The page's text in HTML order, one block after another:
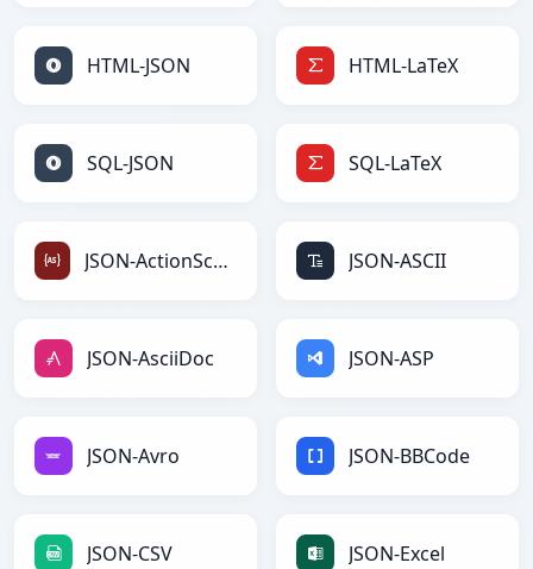
HTML-JSON HTML-LaTeX
SQL-JSON SQL-LaTeX
JSON-ActionScript JSON-ASCII
JSON-AsciiDoc JSON-ASP
JSON-Avro JSON-BBCode
JSON-CSV JSON-Excel